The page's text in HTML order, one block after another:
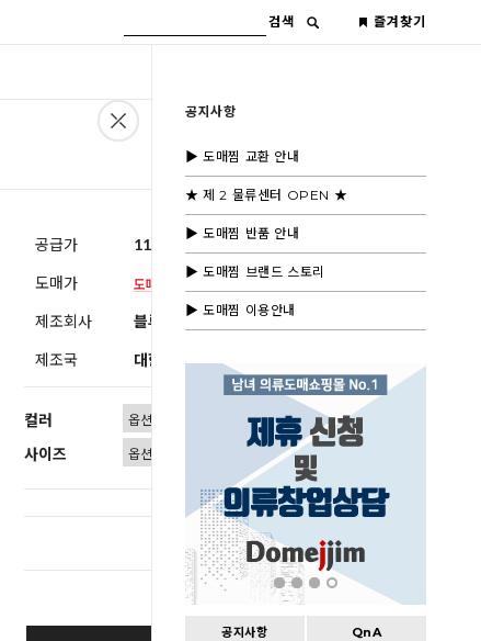
검색 즐겨찾기
공지사항
▶ 도매찜 교환 안내
★ 제 2 물류센터 OPEN ★
▶ 도매찜 반품 안내
▶ 도매찜 브랜드 스토리
▶ 도매찜 이용안내
공지사항 QnA
공급가 11,600원(부가세별도)
도매가
제조회사 블루모드 제휴사
제조국 대한민국
컬러
사이즈